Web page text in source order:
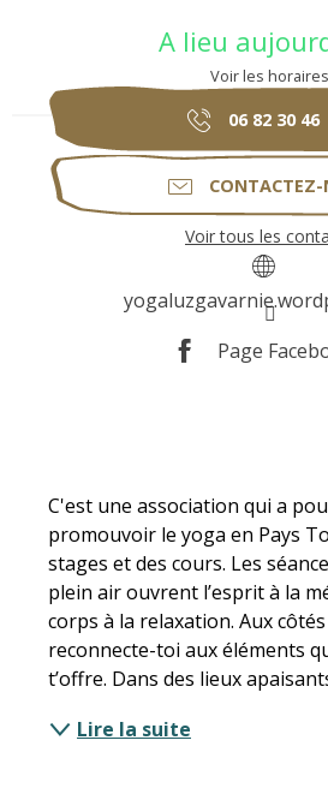
A lieu
Voir les horaires
06 82 30 46
CONTACTEZ-
Voir tous les
Page
C'est une association qui a
promouvoir le yoga en Pays
stages et des cours. Les
plein air ouvrent l’esprit à la
corps à la relaxation. Aux
reconnecte-toi aux éléments
t’offre. Dans des lieux
Lire la suite